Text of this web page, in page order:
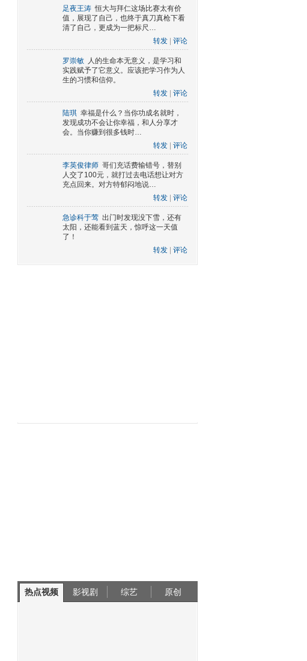
足夜王涛 恒大与拜仁这场比赛太有价
值，展现了自己，也终于真刀真枪下看
清了自己，更成为一把标尺…
转发
评论
罗崇敏 人的生命本无意义，是学习和
实践赋予了它意义。应该把学习作为人
生的习惯和信仰。
转发
评论
陆琪 幸福是什么？当你功成名就时，
发现成功不会让你幸福，和人分享才
会。当你赚到很多钱时…
转发
评论
李英俊律师 哥们充话费输错号，替别
人交了100元，就打过去电话想让对方
充点回来。对方特郁闷地说…
转发
评论
急诊科于莺 出门时发现没下雪，还有
太阳，还能看到蓝天，惊呼这一天值
了！
转发
评论
热点视频 影视剧 综艺 原创